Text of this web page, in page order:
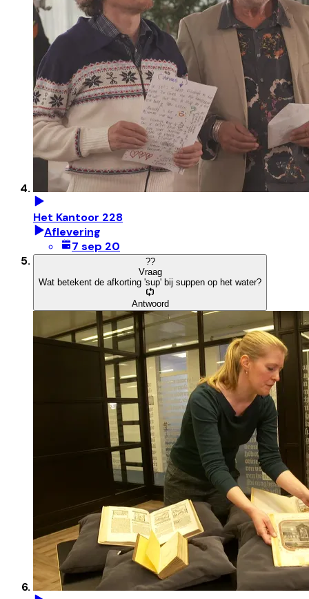
Het Kantoor 228
Aflevering
7 sep 20
??
Vraag
Wat betekent de afkorting 'sup' bij suppen op het water?
Antwoord